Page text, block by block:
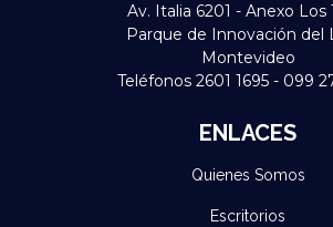
Av. Italia 6201 - Anexo Los
Parque de Innovación del
Montevideo
Teléfonos 2601 1695 - 099
ENLACES
Quienes Somos
Escritorios